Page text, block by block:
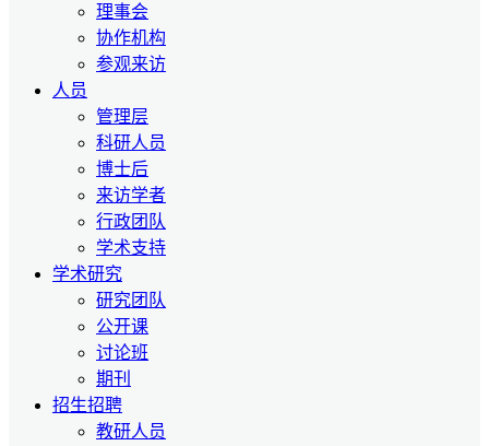
理事会
协作机构
参观来访
人员
管理层
科研人员
博士后
来访学者
行政团队
学术支持
学术研究
研究团队
公开课
讨论班
期刊
招生招聘
教研人员